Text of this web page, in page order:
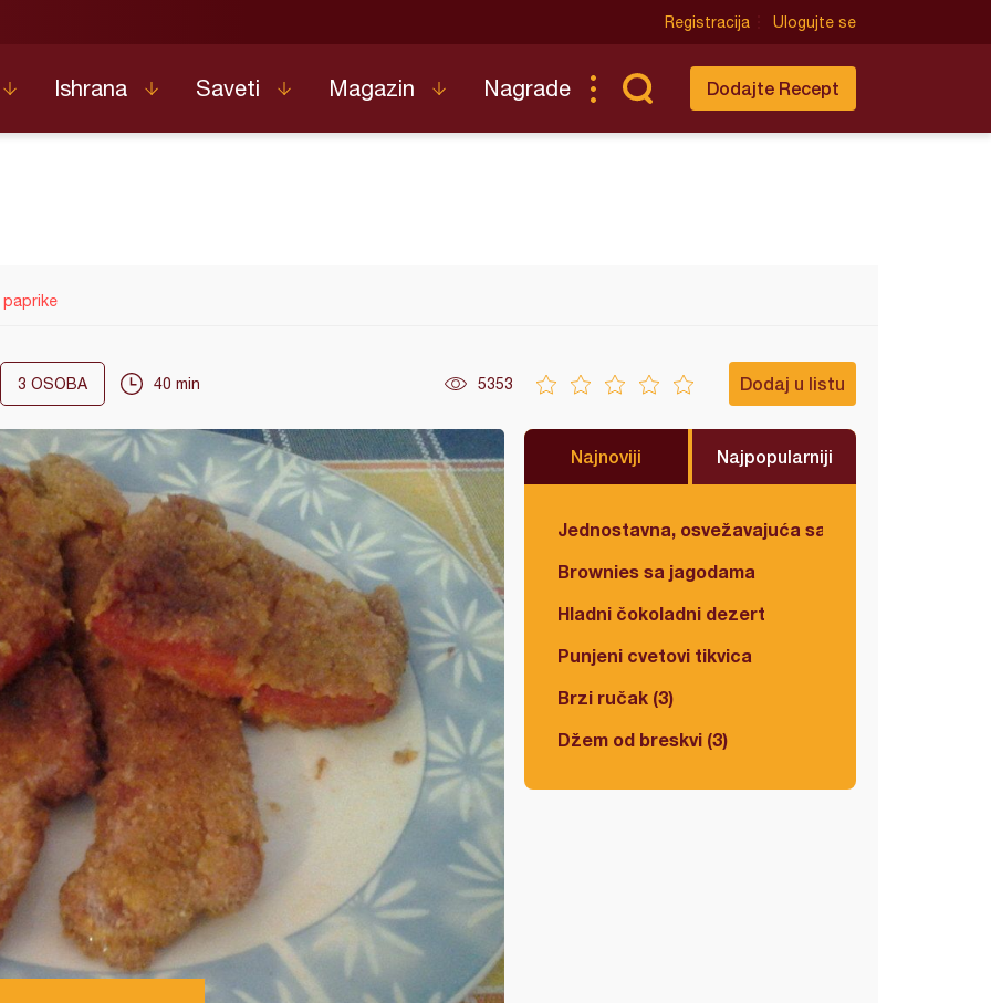
Registracija Ulogujte se
Ishrana Saveti Magazin Nagrade Dodajte Recept
paprike
3 OSOBA 40 min 5353 Dodaj u listu
Najnoviji Najpopularniji
Jednostavna, osvežavajuća salata
Brownies sa jagodama
Hladni čokoladni dezert
Punjeni cvetovi tikvica
Brzi ručak (3)
Džem od breskvi (3)